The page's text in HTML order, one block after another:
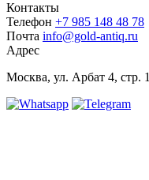
Контакты
Телефон +7 985 148 48 78
Почта info@gold-antiq.ru
Адрес
Москва, ул. Арбат 4, стр. 1